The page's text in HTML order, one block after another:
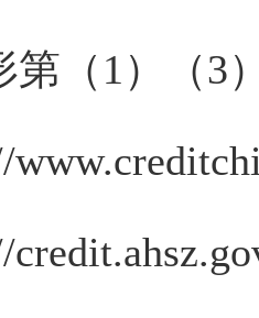
第（ 1）（3